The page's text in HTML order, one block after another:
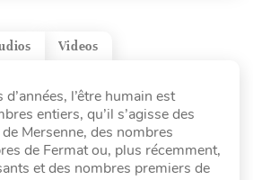
Videos
l’être humain est
entiers, qu’il s’agisse des
Mersenne, des nombres
de Fermat ou, plus récemment,
et des nombres premiers de